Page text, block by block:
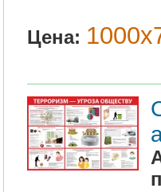
Цена: